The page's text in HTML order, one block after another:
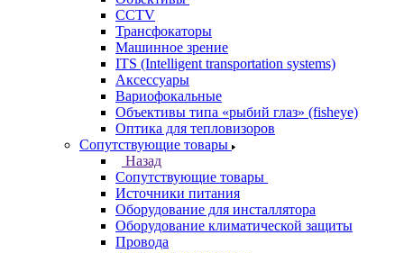
CCTV
Трансфокаторы
Машинное зрение
ITS (Intelligent transportation systems)
Аксессуары
Вариофокальные
Объективы типа «рыбий глаз» (fisheye)
Оптика для тепловизоров
Сопутствующие товары
Назад
Сопутствующие товары
Источники питания
Оборудование для инсталлятора
Оборудование климатической защиты
Провода